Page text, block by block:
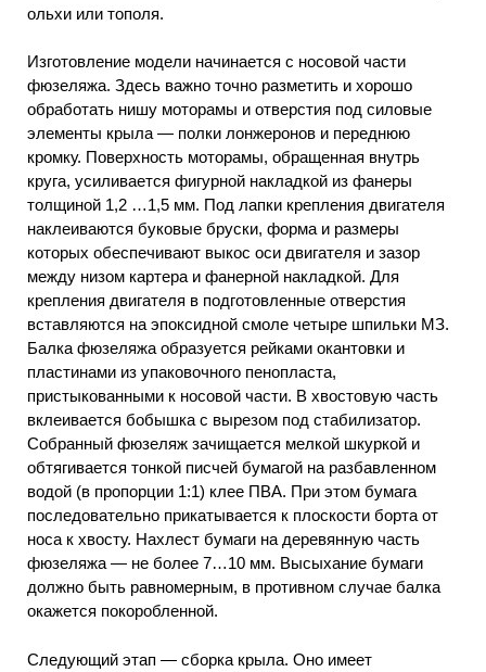
ольхи или тополя.
Изготовление модели начинается с носовой части
фюзеляжа. Здесь важно точно разметить и хорошо
обработать нишу моторамы и отверстия под силовые
элементы крыла — полки лонжеронов и переднюю
кромку. Поверхность моторамы, обращенная внутрь
круга, усиливается фигурной накладкой из фанеры
толщиной 1,2 …1,5 мм. Под лапки крепления двигателя
наклеиваются буковые бруски, форма и размеры
которых обеспечивают выкос оси двигателя и зазор
между низом картера и фанерной накладкой. Для
крепления двигателя в подготовленные отверстия
вставляются на эпоксидной смоле четыре шпильки МЗ.
Балка фюзеляжа образуется рейками окантовки и
пластинами из упаковочного пенопласта,
пристыкованными к носовой части. В хвостовую часть
вклеивается бобышка с вырезом под стабилизатор.
Собранный фюзеляж зачищается мелкой шкуркой и
обтягивается тонкой писчей бумагой на разбавленном
водой (в пропорции 1:1) клее ПВА. При этом бумага
последовательно прикатывается к плоскости борта от
носа к хвосту. Нахлест бумаги на деревянную часть
фюзеляжа — не более 7…10 мм. Высыхание бумаги
должно быть равномерным, в противном случае балка
окажется покоробленной.
Следующий этап — сборка крыла. Оно имеет